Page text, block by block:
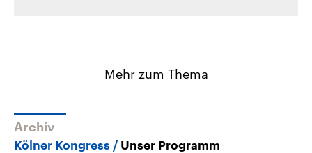
Mehr zum Thema
Archiv
Kölner Kongress Unser Programm